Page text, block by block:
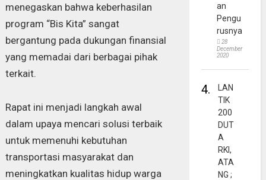
menegaskan bahwa keberhasilan
program “Bis Kita” sangat
bergantung pada dukungan finansial
yang memadai dari berbagai pihak
terkait.
Rapat ini menjadi langkah awal
dalam upaya mencari solusi terbaik
untuk memenuhi kebutuhan
transportasi masyarakat dan
meningkatkan kualitas hidup warga
an
Pengu
rusnya
28
December
2020
4.
LAN
TIK
200
DUT
A
RKI,
ATA
NG ;